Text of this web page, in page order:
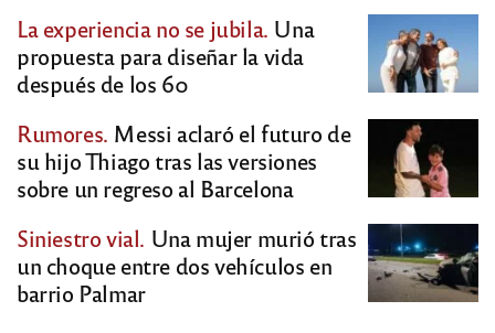
La experiencia no se jubila. Una
propuesta para diseñar la vida
después de los 60
Rumores. Messi aclaró el futuro de
su hijo Thiago tras las versiones
sobre un regreso al Barcelona
Siniestro vial. Una mujer murió tras
un choque entre dos vehículos en
barrio Palmar